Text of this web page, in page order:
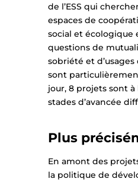
de l’ESS qui
espaces de
social et écologique
questions de
sobriété et
sont
jour, 8 projets sont à
stades d’avancée
Plus
En amont des
la politique de